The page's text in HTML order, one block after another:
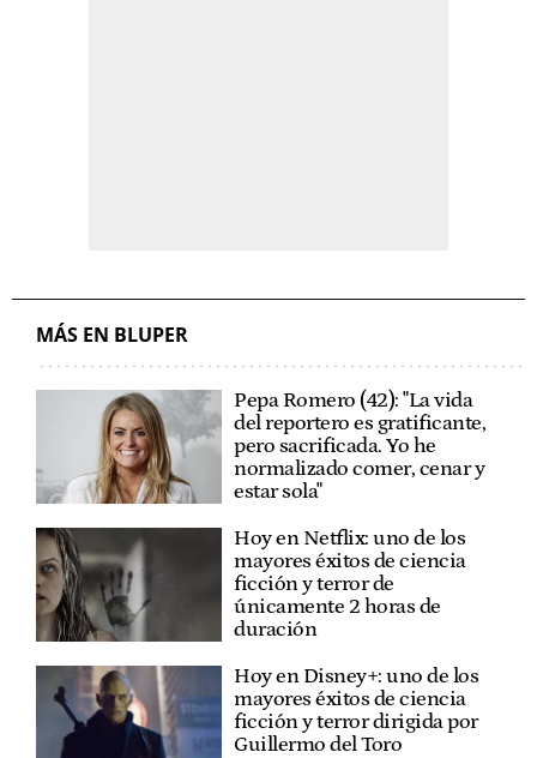
MÁS EN BLUPER
Pepa Romero (42): "La vida
del reportero es gratificante,
pero sacrificada. Yo he
normalizado comer, cenar y
estar sola"
Hoy en Netflix: uno de los
mayores éxitos de ciencia
ficción y terror de
únicamente 2 horas de
duración
Hoy en Disney+: uno de los
mayores éxitos de ciencia
ficción y terror dirigida por
Guillermo del Toro